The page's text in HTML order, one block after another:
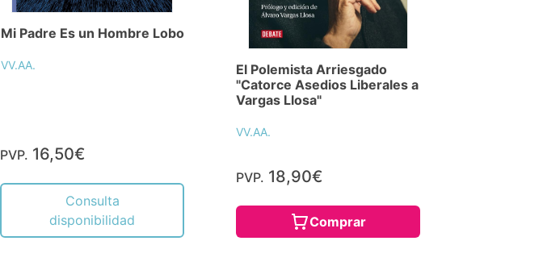
Mi Padre Es un Hombre Lobo
VV.AA.
PVP. 16,50€
Consulta
disponibilidad
El Polemista Arriesgado
"Catorce Asedios Liberales a
Vargas Llosa"
VV.AA.
PVP. 18,90€
Comprar